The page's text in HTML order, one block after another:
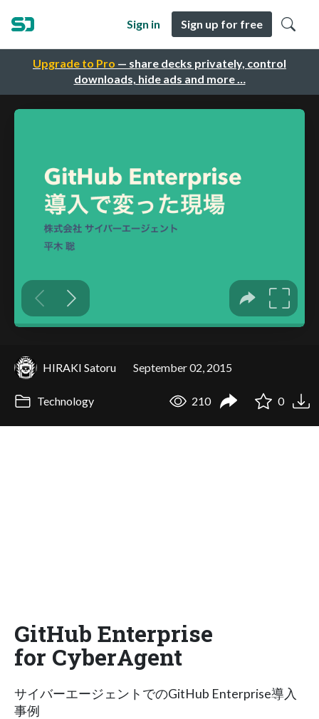
Upgrade to Pro — share decks privately, control
downloads, hide ads and more …
Sign in Sign up for free
HIRAKI Satoru September 02, 2015
Technology 210 0
GitHub Enterprise
for CyberAgent
サイバーエージェントでのGitHub Enterprise導入
事例